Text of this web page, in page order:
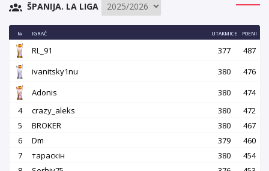
ŠPANIJA. LA LIGA
№ IGRAČ UTAKMICE POENI
RL_91 377
487
ivanitsky1nu
380
476
Adonis
380
474
4
crazy_aleks 380
472
5
BROKER 380
467
6
Dm 379
460
7
тараскін 380
454